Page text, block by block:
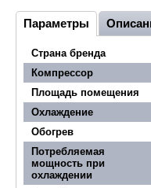
Параметры
Страна бренда
Компрессор
Площадь помещения
Охлаждение
Обогрев
Потребляемая
мощность при
охлаждении